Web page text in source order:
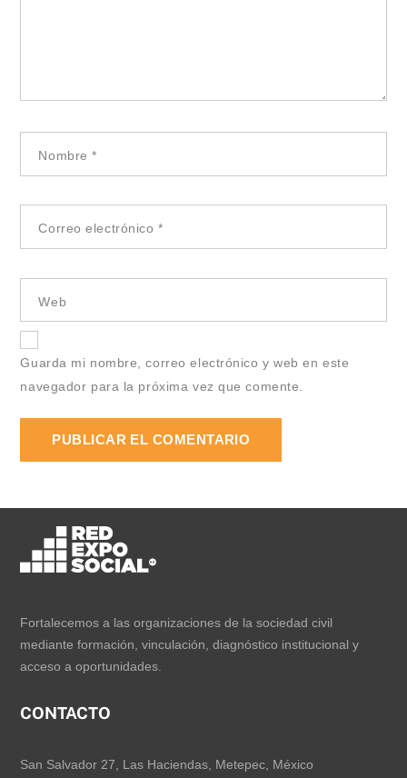
Nombre*
Correo electrónico*
Web
Guarda mi nombre, correo electrónico y web en este
navegador para la próxima vez que comente.
Fortalecemos a las organizaciones de la sociedad civil
mediante formación, vinculación, diagnóstico institucional y
acceso a oportunidades.
CONTACTO
San Salvador 27, Las Haciendas, Metepec, México